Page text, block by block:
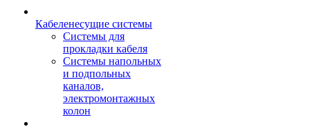
Кабеленесущие системы
Системы для
прокладки кабеля
Системы напольных
и подпольных
каналов,
электромонтажных
колон